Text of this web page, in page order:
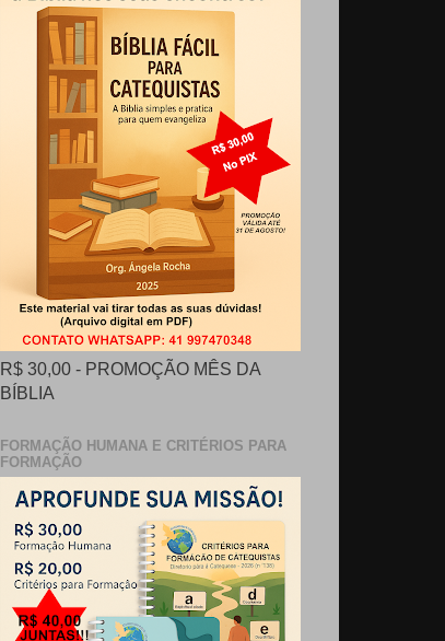
R$ 30,00 - PROMOÇÃO MÊS DA
BÍBLIA
FORMAÇÃO HUMANA E CRITÉRIOS PARA
FORMAÇÃO